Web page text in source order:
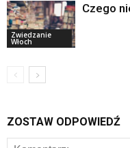
Zwiedzanie
Włoch
Czego
ZOSTAW ODPOWIEDŹ